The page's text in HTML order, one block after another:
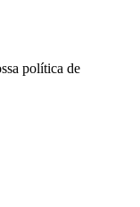
política de